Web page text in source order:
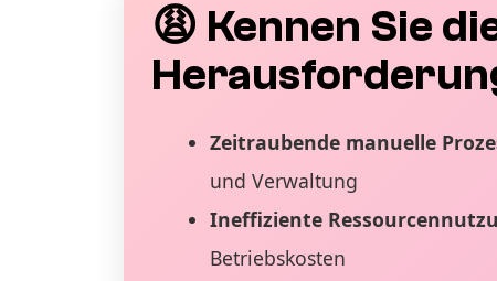
😩 Kennen Sie
Zeitraubende manuelle
und Verwaltung
Ineffiziente
Betriebskosten